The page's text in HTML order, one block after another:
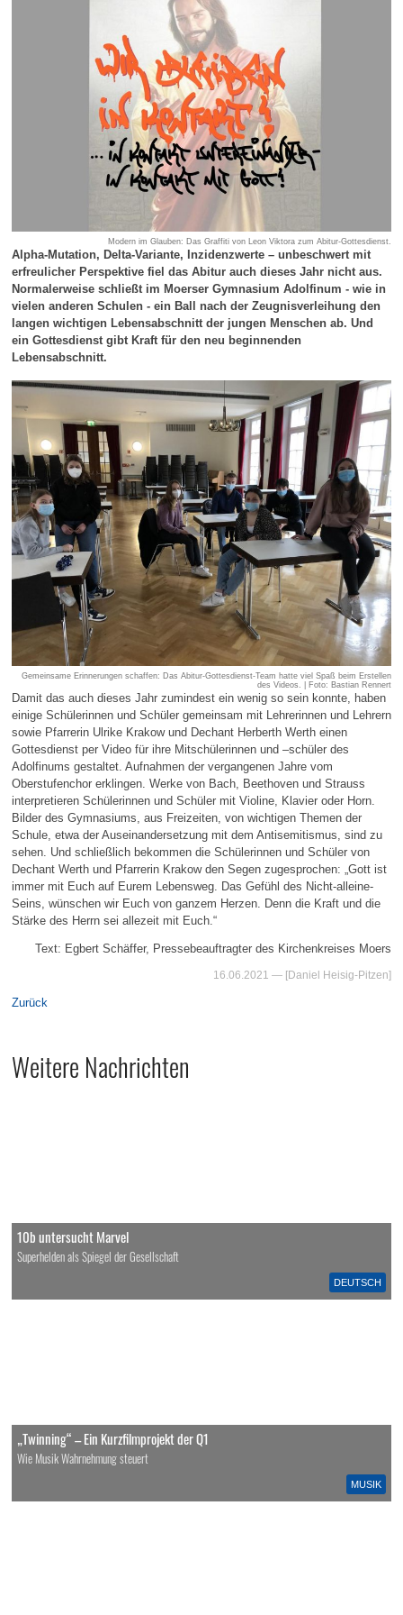
Modern im Glauben: Das Graffiti von Leon Viktora zum Abitur-Gottesdienst.
Alpha-Mutation, Delta-Variante, Inzidenzwerte – unbeschwert mit
erfreulicher Perspektive fiel das Abitur auch dieses Jahr nicht aus.
Normalerweise schließt im Moerser Gymnasium Adolfinum - wie in
vielen anderen Schulen - ein Ball nach der Zeugnisverleihung den
langen wichtigen Lebensabschnitt der jungen Menschen ab. Und
ein Gottesdienst gibt Kraft für den neu beginnenden
Lebensabschnitt.
Gemeinsame Erinnerungen schaffen: Das Abitur-Gottesdienst-Team hatte viel Spaß beim Erstellen
des Videos. | Foto: Bastian Rennert
Damit das auch dieses Jahr zumindest ein wenig so sein konnte, haben
einige Schülerinnen und Schüler gemeinsam mit Lehrerinnen und Lehrern
sowie Pfarrerin Ulrike Krakow und Dechant Herberth Werth einen
Gottesdienst per Video für ihre Mitschülerinnen und –schüler des
Adolfinums gestaltet. Aufnahmen der vergangenen Jahre vom
Oberstufenchor erklingen. Werke von Bach, Beethoven und Strauss
interpretieren Schülerinnen und Schüler mit Violine, Klavier oder Horn.
Bilder des Gymnasiums, aus Freizeiten, von wichtigen Themen der
Schule, etwa der Auseinandersetzung mit dem Antisemitismus, sind zu
sehen. Und schließlich bekommen die Schülerinnen und Schüler von
Dechant Werth und Pfarrerin Krakow den Segen zugesprochen: „Gott ist
immer mit Euch auf Eurem Lebensweg. Das Gefühl des Nicht-alleine-
Seins, wünschen wir Euch von ganzem Herzen. Denn die Kraft und die
Stärke des Herrn sei allezeit mit Euch.“
Text: Egbert Schäffer, Pressebeauftragter des Kirchenkreises Moers
16.06.2021 — [Daniel Heisig-Pitzen]
Zurück
Weitere Nachrichten
DEUTSCH
10b untersucht Marvel
Superhelden als Spiegel der Gesellschaft
MUSIK
„Twinning“ – Ein Kurzfilmprojekt der Q1
Wie Musik Wahrnehmung steuert